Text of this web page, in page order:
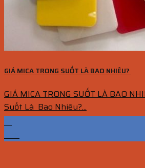
GIÁ MICA TRONG SUỐT LÀ BAO NHIÊU?
GIÁ MICA TRONG SUỐT LÀ BAO
Suốt Là Bao Nhiêu?...
12
Th6